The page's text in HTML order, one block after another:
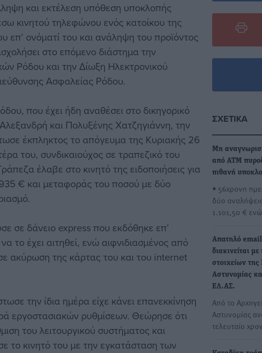
και εκτέλεση υπόθεση υποκλοπής
κινητού τηλεφώνου ενός κατοίκου της
επ’ ονόματί του και ανάληψη του προϊόντος
στο επόμενο διάστημα την
Ρόδου και την Δίωξη Ηλεκτρονικού
Ασφαλείας Ρόδου.
που έχει ήδη αναθέσει στο δικηγορικό
και Πολυξένης Χατζηγιάννη, την
έκπληκτος το απόγευμα της Κυριακής 26
του, συνδικαιούχος σε τραπεζικό του
έλαβε στο κινητό της ειδοποιήσεις για
€ και μεταφοράς του ποσού με δύο
σε δάνειο express που εκδόθηκε επ’
το έχει αιτηθεί, ενώ αιφνιδιασμένος από
ακύρωση της κάρτας του και του internet
την ίδια ημέρα είχε κάνει επανεκκίνηση
εργοστασιακών ρυθμίσεων. Θεώρησε ότι
του λειτουργικού συστήματος και
το κινητό του με την εγκατάσταση των
ΣΧΕΤΙΚΆ
Μη
από ΑΤΜ
πιθανή
• 56χρονη
δύο
1.101,50 €
Απατηλό
διακινείται
στοιχείων της
Αστυνομίας
ΕΛ.ΑΣ.
Από το
Αστυνομίας
τελευταίο